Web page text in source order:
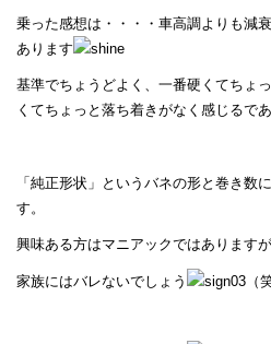
乗った感想は・・・・車高調よりも減
あります
基準でちょうどよく、一番硬くてちょ
くてちょっと落ち着きがなく感じるであ
「純正形状」というバネの形と巻き数
す。
興味ある方はマニアックではあります
家族にはバレないでしょう （